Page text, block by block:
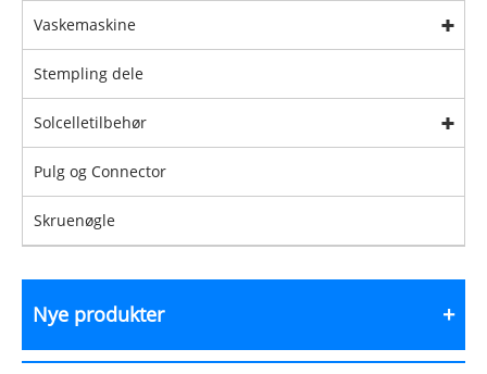
Vaskemaskine
Stempling dele
Solcelletilbehør
Pulg og Connector
Skruenøgle
Nye produkter